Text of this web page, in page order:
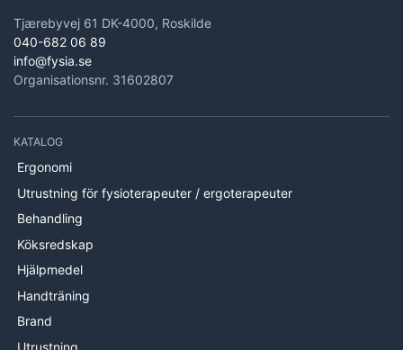
Tjærebyvej 61 DK-4000, Roskilde
040-682 06 89
info@fysia.se
Organisationsnr. 31602807
KATALOG
Ergonomi
Utrustning för fysioterapeuter / ergoterapeuter
Behandling
Köksredskap
Hjälpmedel
Handträning
Brand
Utrustning